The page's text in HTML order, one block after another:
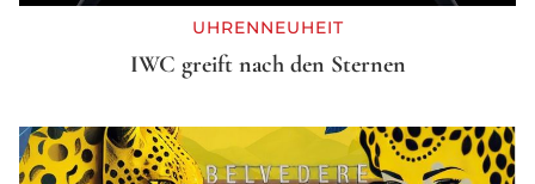
UHRENNEUHEIT
IWC greift nach den Sternen